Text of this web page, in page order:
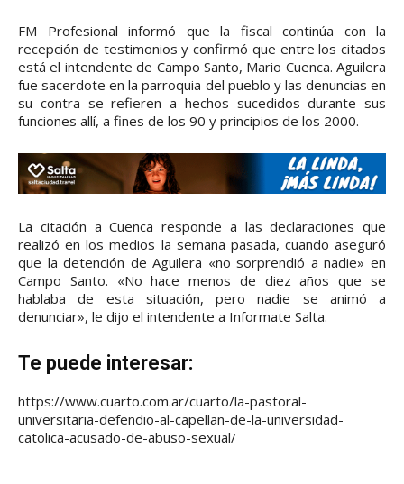
FM Profesional informó que la fiscal continúa con la
recepción de testimonios y confirmó que entre los citados
está el intendente de Campo Santo, Mario Cuenca. Aguilera
fue sacerdote en la parroquia del pueblo y las denuncias en
su contra se refieren a hechos sucedidos durante sus
funciones allí, a fines de los 90 y principios de los 2000.
La citación a Cuenca responde a las declaraciones que
realizó en los medios la semana pasada, cuando aseguró
que la detención de Aguilera «no sorprendió a nadie» en
Campo Santo. «No hace menos de diez años que se
hablaba de esta situación, pero nadie se animó a
denunciar», le dijo el intendente a Informate Salta.
Te puede interesar:
https://www.cuarto.com.ar/cuarto/la-pastoral-
universitaria-defendio-al-capellan-de-la-universidad-
catolica-acusado-de-abuso-sexual/